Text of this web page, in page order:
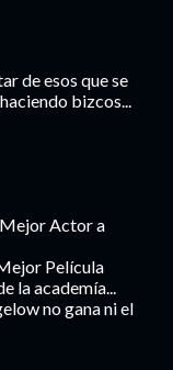
de esos que se
bizcos...
Mejor Actor a
Película
la academía...
no gana ni el